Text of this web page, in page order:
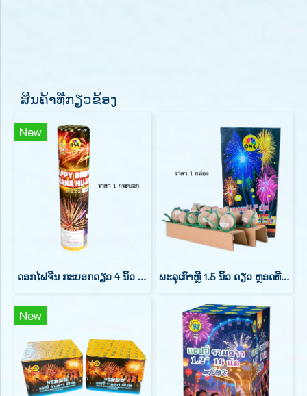
ສິນຄ້າທີ່ກຽວຂ້ອງ
New
ດອກໄຟຈີນ ກະບອກດຽວ 4 ນິ້ວ 1 ນັດ ພະລຸເກົາຫຼີ 1.5 ນິ້ວ ດຽວ ຫຼອດທີລະລູກ
New